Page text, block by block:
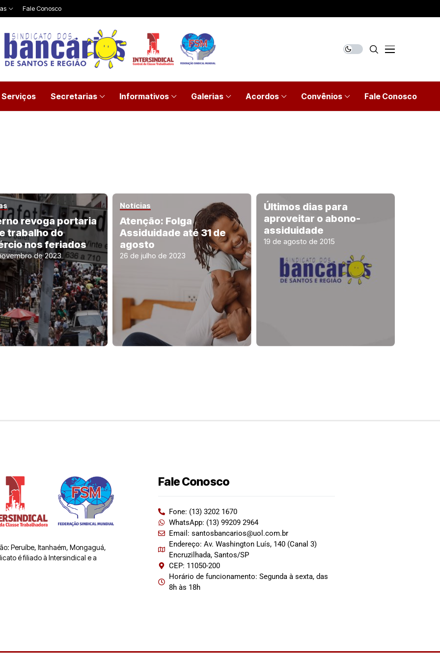
Fale Conosco
Serviços Secretarias Informativos Galerias Acordos Convênios Fale Conosco
revoga portaria
trabalho do
nos feriados
de 2023
Notícias
Atenção: Folga
Assiduidade até 31 de
agosto
26 de julho de 2023
Últimos dias para
aproveitar o abono-
assiduidade
19 de agosto de 2015
Peruíbe, Itanhaém, Mongaguá,
é filiado à Intersindical e a
Fale Conosco
Fone: (13) 3202 1670
WhatsApp: (13) 99209 2964
Email: santosbancarios@uol.com.br
Endereço: Av. Washington Luís, 140 (Canal 3)
Encruzilhada, Santos/SP
CEP: 11050-200
Horário de funcionamento: Segunda à sexta, das
8h às 18h